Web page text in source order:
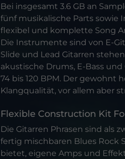
Bei insgesamt 3.6 GB an
fünf musikalische Parts sowie
flexibel und komplette Song
Die Instrumente sind von E-
Slide und Lead Gitarren
akustische Drums, E-Bass
74 bis 120 BPM. Der gewohnt
Klangqualität, vor allem aber
Flexible Construction Kit
Die Gitarren Phrasen sind als
fertig mischbaren Blues Rock
bietet, eigene Amps und